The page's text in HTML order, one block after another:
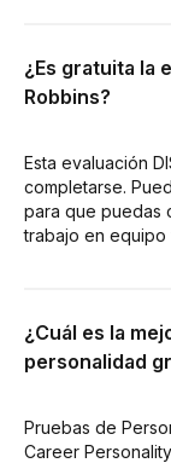
¿Es gratuita la
Robbins?
Esta evaluación
completarse.
para que puedas
trabajo en equipo
¿Cuál es la
personalidad
Pruebas de
Career